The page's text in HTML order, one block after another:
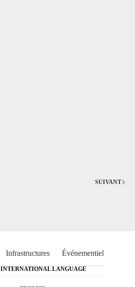
SUIVANT
Infrastructures Événementiel
INTERNATIONAL LANGUAGE